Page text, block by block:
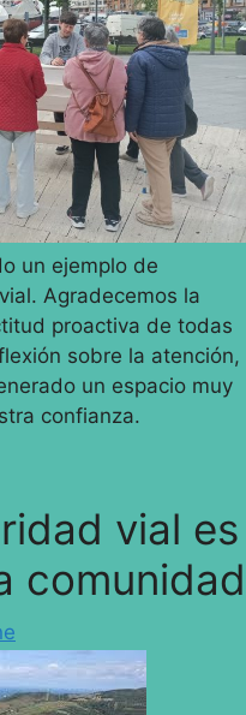
un ejemplo de
Agradecemos la
proactiva de todas
sobre la atención,
un espacio muy
confianza.
vial es
comunidad